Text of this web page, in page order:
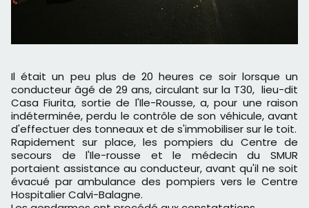
Il était un peu plus de 20 heures ce soir lorsque un
conducteur âgé de 29 ans, circulant sur la T30, lieu-dit
Casa Fiurita, sortie de l'Ile-Rousse, a, pour une raison
indéterminée, perdu le contrôle de son véhicule, avant
d'effectuer des tonneaux et de s'immobiliser sur le toit.
Rapidement sur place, les pompiers du Centre de
secours de l'Ile-rousse et le médecin du SMUR
portaient assistance au conducteur, avant qu'il ne soit
évacué par ambulance des pompiers vers le Centre
Hospitalier Calvi-Balagne.